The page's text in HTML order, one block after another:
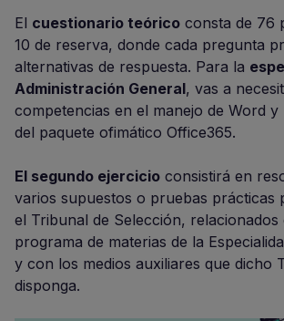
El cuestionario teórico consta de 76
10 de reserva, donde cada pregunta
alternativas de respuesta. Para la
Administración General, vas a
competencias en el manejo de Word y
del paquete ofimático Office365.
El segundo ejercicio consistirá en
varios supuestos o pruebas prácticas
el Tribunal de Selección, relacionados
programa de materias de la
y con los medios auxiliares que dicho
disponga.